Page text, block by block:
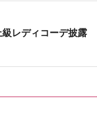
レディコーデ披露